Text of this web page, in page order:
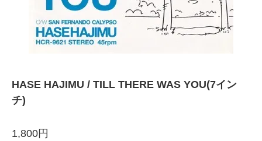
HASE HAJIMU / TILL THERE WAS YOU(7イン
チ)
1,800円